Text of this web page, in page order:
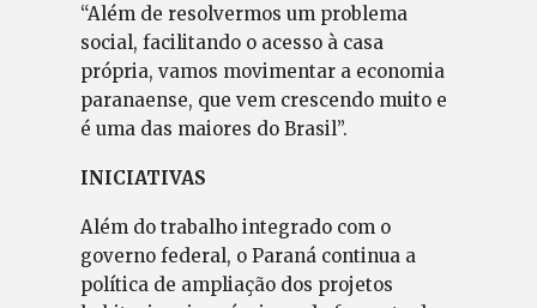
“Além de resolvermos um problema
social, facilitando o acesso à casa
própria, vamos movimentar a economia
paranaense, que vem crescendo muito e
é uma das maiores do Brasil”.
INICIATIVAS
Além do trabalho integrado com o
governo federal, o Paraná continua a
política de ampliação dos projetos